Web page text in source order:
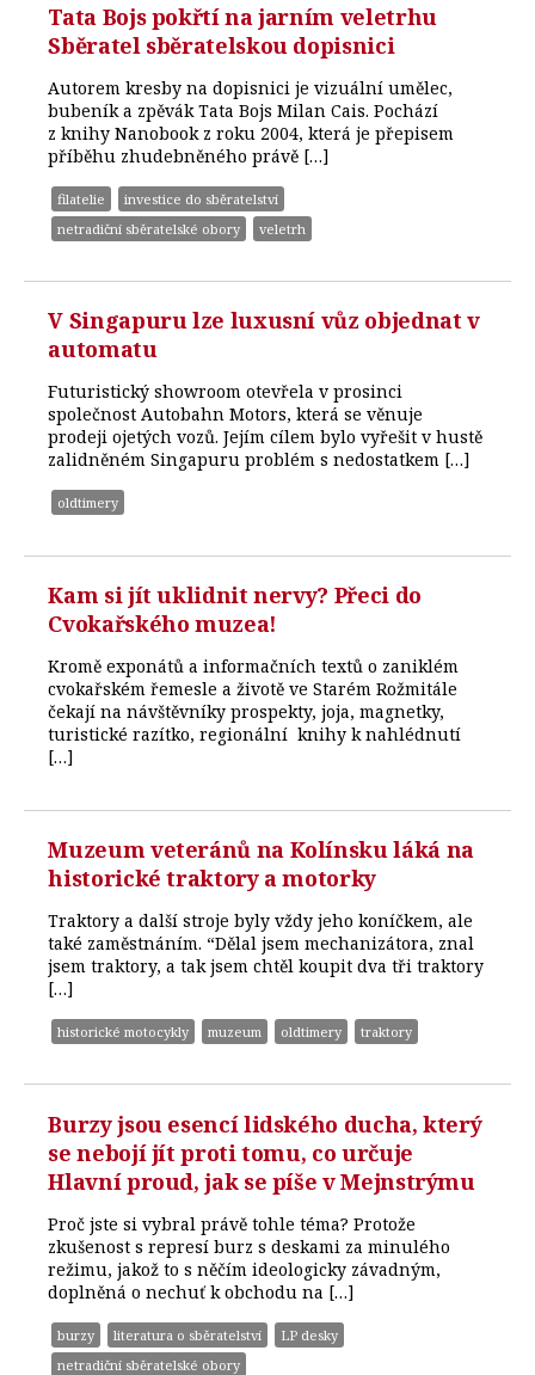
Tata Bojs pokřtí na jarním veletrhu
Sběratel sběratelskou dopisnici
Autorem kresby na dopisnici je vizuální umělec,
bubeník a zpěvák Tata Bojs Milan Cais. Pochází
z knihy Nanobook z roku 2004, která je přepisem
příběhu zhudebněného právě […]
filatelie
investice do sběratelství
netradiční sběratelské obory
veletrh
V Singapuru lze luxusní vůz objednat v
automatu
Futuristický showroom otevřela v prosinci
společnost Autobahn Motors, která se věnuje
prodeji ojetých vozů. Jejím cílem bylo vyřešit v hustě
zalidněném Singapuru problém s nedostatkem […]
oldtimery
Kam si jít uklidnit nervy? Přeci do
Cvokařského muzea!
Kromě exponátů a informačních textů o zaniklém
cvokařském řemesle a životě ve Starém Rožmitále
čekají na návštěvníky prospekty, joja, magnetky,
turistické razítko, regionální knihy k nahlédnutí
[…]
Muzeum veteránů na Kolínsku láká na
historické traktory a motorky
Traktory a další stroje byly vždy jeho koníčkem, ale
také zaměstnáním. “Dělal jsem mechanizátora, znal
jsem traktory, a tak jsem chtěl koupit dva tři traktory
[…]
historické motocykly muzeum oldtimery traktory
Burzy jsou esencí lidského ducha, který
se nebojí jít proti tomu, co určuje
Hlavní proud, jak se píše v Mejnstrýmu
Proč jste si vybral právě tohle téma? Protože
zkušenost s represí burz s deskami za minulého
režimu, jakož to s něčím ideologicky závadným,
doplněná o nechuť k obchodu na […]
burzy literatura o sběratelství
LP desky
netradiční sběratelské obory